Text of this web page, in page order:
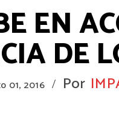
EN
DE
01, 2016 / Por